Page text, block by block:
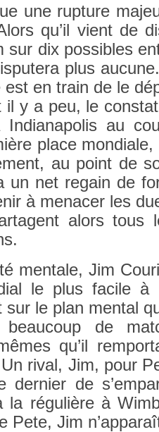
une rup­ture
qu’il vient de
sur dix pos­sibles
plus
en train de le
il y a peu, le
au
place
au point de
un net re­gain de
à menac­er les
alors tous
men­tale, Jim
le plus facile à
sur le plan ment­al
be­aucoup de
qu’il
rival, Jim, pour
de­rni­er de
la régulière à
Pete, Jim